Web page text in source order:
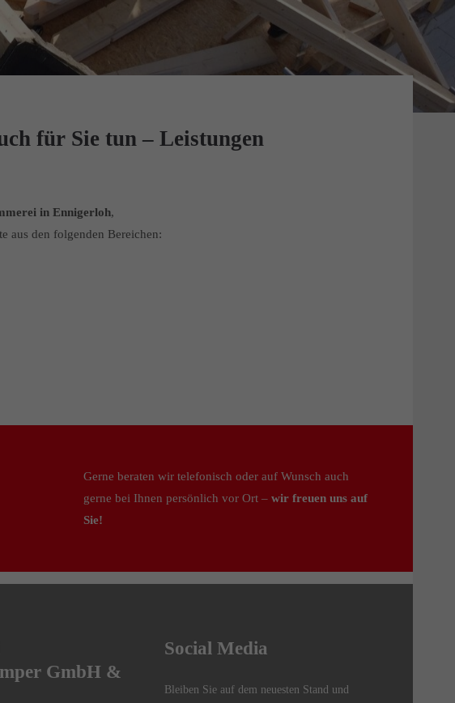
für Sie tun – Leistungen
in Ennigerloh,
aus den folgenden Bereichen:
Gerne beraten wir telefonisch oder auf Wunsch auch
gerne bei Ihnen persönlich vor Ort –wir freuen uns auf
Sie!
GmbH &
Social Media
Bleiben Sie auf dem neuesten Stand und